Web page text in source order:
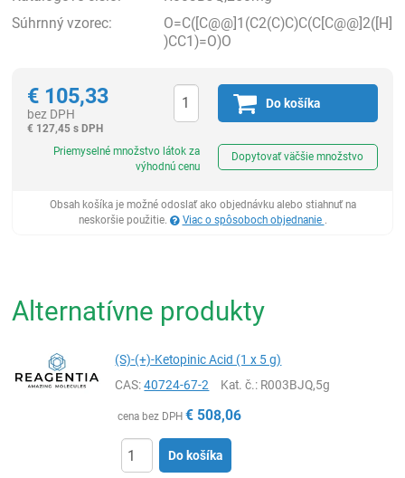
Súhrnný vzorec:
O=C([C@@]1(C2(C)C)C(C[C@@]2([H]
)CC1)=O)O
€ 105,33
bez DPH
€ 127,45 s DPH
Do košíka
Priemyselné množstvo látok za
výhodnú cenu
Dopytovať väčšie množstvo
Obsah košíka je možné odoslať ako objednávku alebo stiahnuť na
neskoršie použitie.
Viac o spôsoboch objednanie .
Alternatívne produkty
(S)-(+)-Ketopinic Acid (1 x 5 g)
CAS:40724-67-2 Kat. č.: R003BJQ,5g
cena bez DPH € 508,06
Do košíka